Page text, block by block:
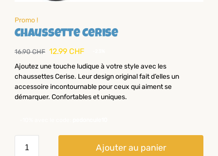
Promo !
Chaussette Cerise
16.90CHF 12.99 CHF
Ajoutez une touche ludique à votre style avec les
chaussettes Cerise. Leur design original fait d’elles un
accessoire incontournable pour ceux qui aiment se
démarquer. Confortables et uniques.
Ajouter au panier